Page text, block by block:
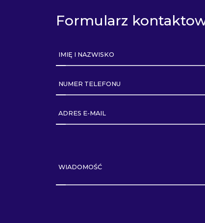
Formularz
IMIĘ I NAZWISKO
NUMER TELEFONU
ADRES E-MAIL
WIADOMOŚĆ